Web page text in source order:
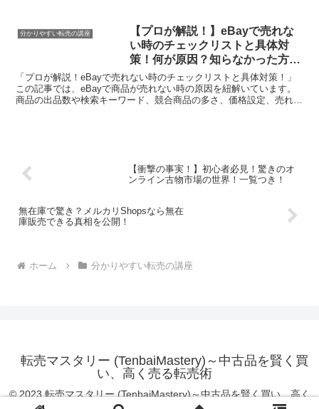
分かりやすい転売の講座
【プロが解説！】eBayで売れな
い時のチェックリストと具体対
策！何が原因？知らなかった方法
を伝授！
「プロが解説！eBayで売れない時のチェックリストと具体対策！」
この記事では、eBayで商品が売れない時の原因を紐解いています。
商品の出品数や検索キーワード、競合商品の多さ、価格設定、売れに
【衝撃の事実！】初心者必見！驚きのオ
ンライン古物市場の世界！一覧つき！
無在庫で驚き？メルカリShopsなら無在
庫販売できる真相を公開！
ホーム 分かりやすい転売の講座
転売マスタリー (TenbaiMastery)～中古品を賢く買
い、高く売る転売術
© 2023 転売マスタリー (TenbaiMastery)～中古品を賢く買い、高く